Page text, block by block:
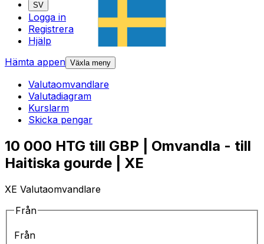
SV
Logga in
Registrera
Hjälp
Hämta appen Växla meny
Valutaomvandlare
Valutadiagram
Kurslarm
Skicka pengar
10 000 HTG till GBP | Omvandla - till
Haitiska gourde | XE
XE Valutaomvandlare
Från
Från